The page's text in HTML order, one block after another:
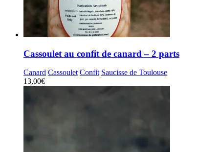
Cassoulet au confit de canard – 2 parts
Canard Cassoulet Confit Saucisse de Toulouse
13,00€